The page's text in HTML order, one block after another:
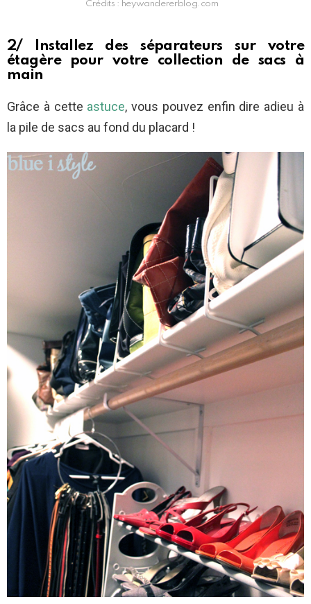
Crédits : heywandererblog.com
2/ Installez des séparateurs sur votre
étagère pour votre collection de sacs à
main
Grâce à cette astuce, vous pouvez enfin dire adieu à
la pile de sacs au fond du placard !